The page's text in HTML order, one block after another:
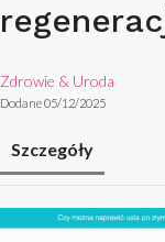
Zdrowie & Uroda
Dodane 05/12/2025
Szczegóły